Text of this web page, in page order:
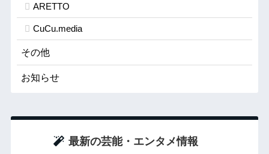
ARETTO
CuCu.media
その他
お知らせ
最新の芸能・エンタメ情報